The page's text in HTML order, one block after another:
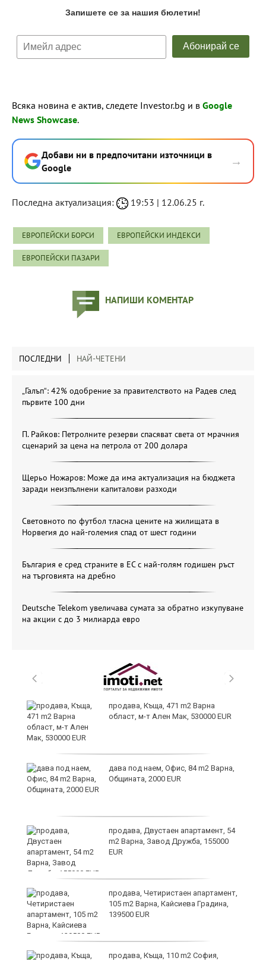
Всяка новина е актив, следете Investor.bg и в Google
News Showcase.
Добави ни в предпочитани източници в
Google
→
Последна актуализация: 19:53 | 12.06.25 г.
ЕВРОПЕЙСКИ БОРСИ ЕВРОПЕЙСКИ ИНДЕКСИ
ЕВРОПЕЙСКИ ПАЗАРИ
НАПИШИ КОМЕНТАР
ПОСЛЕДНИ НАЙ-ЧЕТЕНИ
„Галъп“: 42% одобрение за правителството на Радев след
първите 100 дни
П. Райков: Петролните резерви спасяват света от мрачния
сценарий за цена на петрола от 200 долара
Щерьо Ножаров: Може да има актуализация на бюджета
заради неизпълнени капиталови разходи
Световното по футбол тласна цените на жилищата в
Норвегия до най-големия спад от шест години
България е сред страните в ЕС с най-голям годишен ръст
на търговията на дребно
Deutsche Telekom увеличава сумата за обратно изкупуване
на акции с до 3 милиарда евро
продава, Къща, 471 m2 Варна
област, м-т Ален Мак, 530000 EUR
дава под наем, Офис, 84 m2 Варна,
Общината, 2000 EUR
продава, Двустаен апартамент, 54
m2 Варна, Завод Дружба, 155000
EUR
продава, Четиристаен апартамент,
105 m2 Варна, Кайсиева Градина,
139500 EUR
продава, Къща, 110 m2 София,